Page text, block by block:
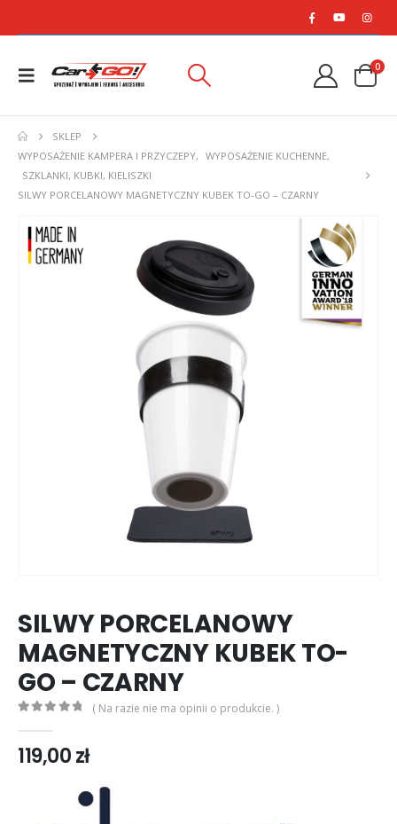
0
SKLEP
WYPOSAŻENIE KAMPERA I PRZYCZEPY, WYPOSAŻENIE KUCHENNE,
SZKLANKI, KUBKI, KIELISZKI
SILWY PORCELANOWY MAGNETYCZNY KUBEK TO-GO – CZARNY
SILWY PORCELANOWY
MAGNETYCZNY KUBEK TO-
GO – CZARNY
( Na razie nie ma opinii o produkcie. )
119,00zł